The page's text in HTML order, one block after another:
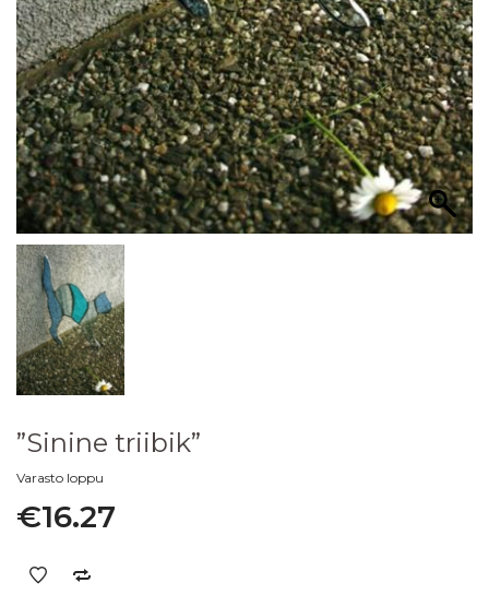
”Sinine triibik”
Varasto loppu
€16.27